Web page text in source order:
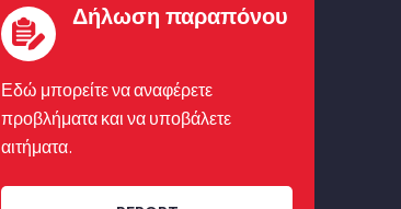
Δήλωση παραπόνου
Εδώ μπορείτε να αναφέρετε
προβλήματα και να υποβάλετε
αιτήματα.